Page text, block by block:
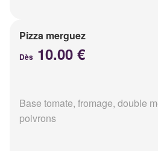
Pizza merguez
Dès 10.00 €
Base tomate, fromage, double
poivrons